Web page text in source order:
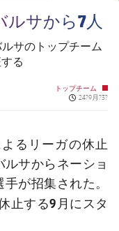
サから7人
サのトップチーム
る
トップチーム
Published
24?9月?3?
よるリーガの休止
サからネーショ
が招集された。
止する9月に スタ